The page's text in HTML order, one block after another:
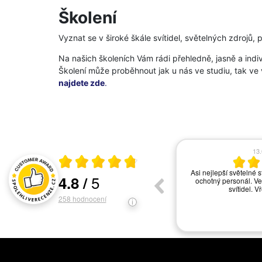
Školení
Vyznat se v široké škále svítidel, světelných zdrojů,
Na našich školeních Vám rádi přehledně, jasně a
Školení může proběhnout jak u nás ve studiu, tak
najdete zde.
Hodnocení a recenze zákazníků
Průměrné hodnocení 4.8 z 5
4.8/5
258 hodnocení
Asi nejlepší světelné
ochotný personál.
svítidel.